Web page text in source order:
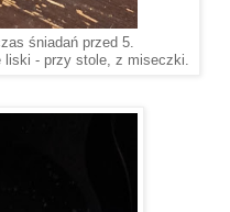
śniadań przed 5.
liski - przy stole, z miseczki.